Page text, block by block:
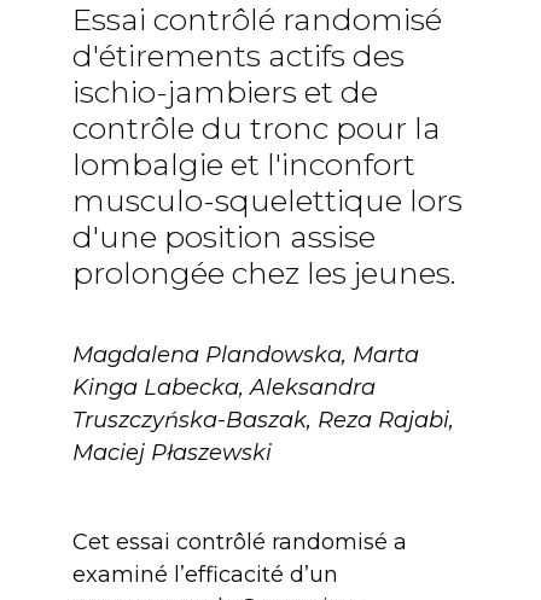
Essai contrôlé randomisé
d'étirements actifs des
ischio-jambiers et de
contrôle du tronc pour la
lombalgie et l'inconfort
musculo-squelettique lors
d'une position assise
prolongée chez les jeunes.
Magdalena Plandowska, Marta
Kinga Labecka, Aleksandra
Truszczyńska-Baszak, Reza Rajabi,
Maciej Płaszewski
Cet essai contrôlé randomisé a
examiné l’efficacité d’un